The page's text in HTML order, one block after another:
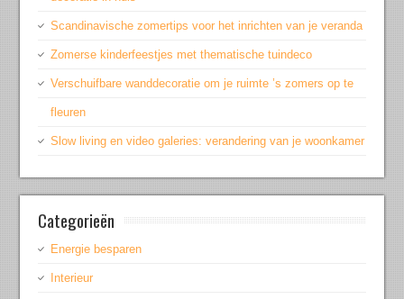
Scandinavische zomertips voor het inrichten van je veranda
Zomerse kinderfeestjes met thematische tuindeco
Verschuifbare wanddecoratie om je ruimte ’s zomers op te
fleuren
Slow living en video galeries: verandering van je woonkamer
Categorieën
Energie besparen
Interieur